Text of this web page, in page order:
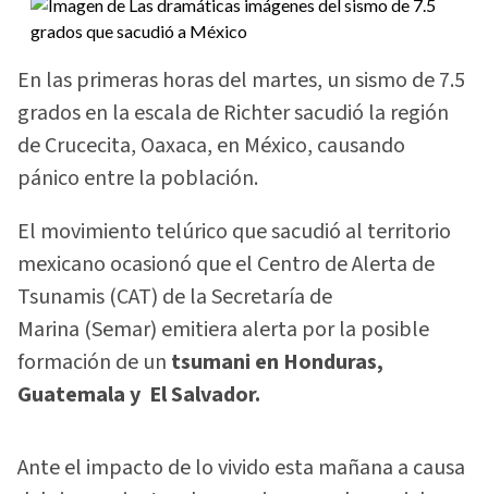
En las primeras horas del martes, un sismo de 7.5
grados en la escala de Richter sacudió la región
de Crucecita, Oaxaca, en México, causando
pánico entre la población.
El movimiento telúrico que sacudió al territorio
mexicano ocasionó que el Centro de Alerta de
Tsunamis (CAT) de la Secretaría de
Marina (Semar) emitiera alerta por la posible
formación de un tsumani en Honduras,
Guatemala y El Salvador.
Ante el impacto de lo vivido esta mañana a causa